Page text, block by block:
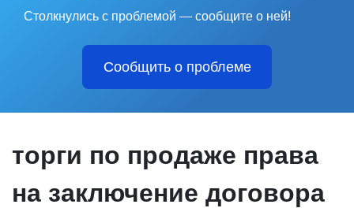
Столкнулись с проблемой — сообщите о ней!
Сообщить о проблеме
торги по продаже права
на заключение договора